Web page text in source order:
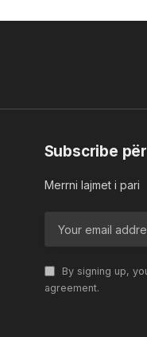
Subscribe
Merrni lajmet i pari
By signing up,
agreement.